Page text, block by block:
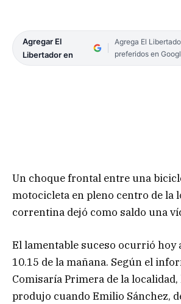
Agregar El
Libertador en
Agrega El
preferidos en
Un choque frontal entre una
motocicleta en pleno centro de la
correntina dejó como saldo una
El lamentable suceso ocurrió hoy
10.15 de la mañana. Según el
Comisaría Primera de la
produjo cuando Emilio Sánchez,